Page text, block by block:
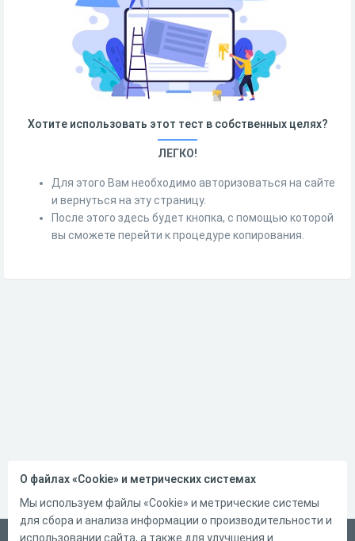
Хотите использовать этот тест в собственных целях?
ЛЕГКО!
Для этого Вам необходимо авторизоваться на сайте
и вернуться на эту страницу.
После этого здесь будет кнопка, с помощью которой
вы сможете перейти к процедуре копирования.
О файлах «Cookie» и метрических системах
Мы используем файлы «Cookie» и метрические системы
для сбора и анализа информации о производительности и
использовании сайта, а также для улучшения и